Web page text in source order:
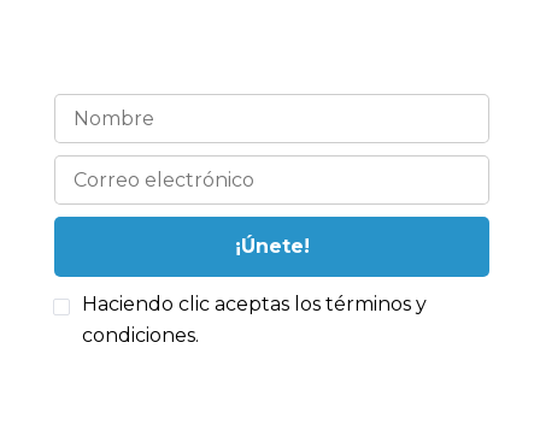
Haciendo clic aceptas los términos y
condiciones.